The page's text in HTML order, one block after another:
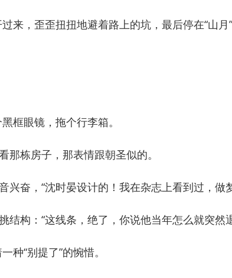
，歪歪扭扭地避着路上的坑，最后停在“山月”
眼镜，拖个行李箱。
栋房子，那表情跟朝圣似的。
奋，“沈时晏设计的！我在杂志上看到过，做
构：“这线条，绝了，你说他当年怎么就突然
“别提了”的惋惜。